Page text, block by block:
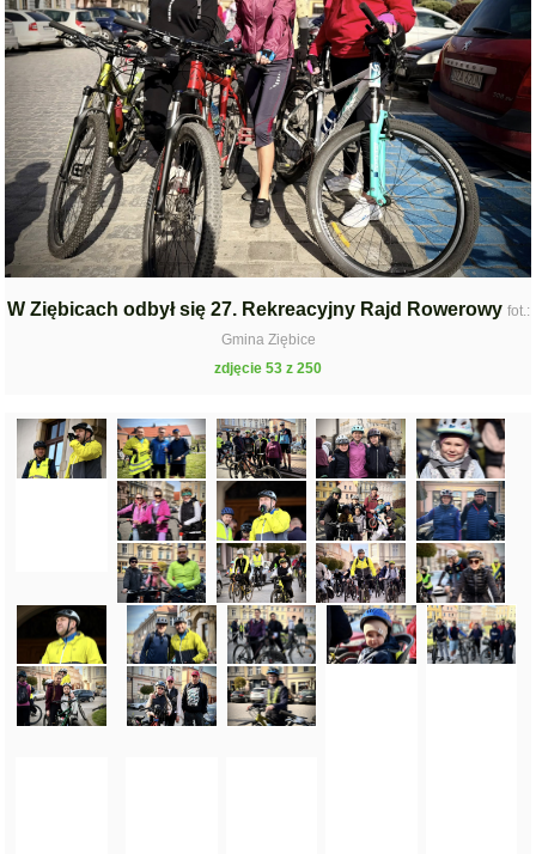
W Ziębicach odbył się 27. Rekreacyjny Rajd Rowerowy fot.:
Gmina Ziębice
zdjęcie 53 z 250